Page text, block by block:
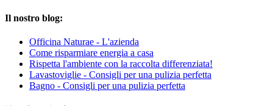
Il nostro blog:
Officina Naturae - L'azienda
Come risparmiare energia a casa
Rispetta l'ambiente con la raccolta differenziata!
Lavastoviglie - Consigli per una pulizia perfetta
Bagno - Consigli per una pulizia perfetta